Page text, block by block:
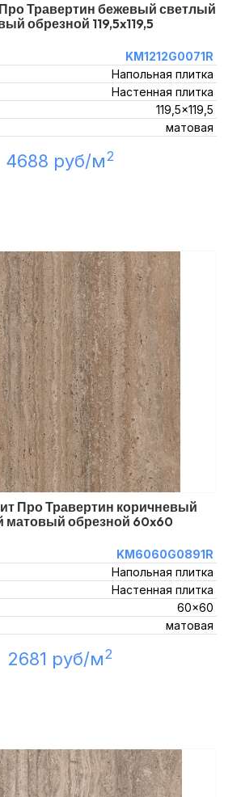
Травертин бежевый светлый
обрезной 119,5x119,5
KM1212G0071R
Напольная плитка
Настенная плитка
119,5x119,5
матовая
4688 руб/м2
Про Травертин коричневый
матовый обрезной 60x60
KM6060G0891R
Напольная плитка
Настенная плитка
60x60
матовая
2681 руб/м2